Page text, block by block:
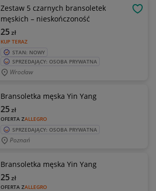
Zestaw 5 czarnych bransoletek
męskich – nieskończoność
KUP TERAZ
25zł
STAN: NOWY
SPRZEDAJĄCY: OSOBA PRYWATNA
Wrocław
Bransoletka męska Yin Yang
OFERTA ZALLEGRO
25zł
SPRZEDAJĄCY: OSOBA PRYWATNA
Poznań
Bransoletka męska Yin Yang
OFERTA ZALLEGRO
25zł